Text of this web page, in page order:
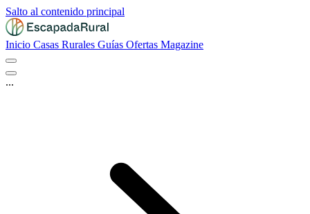
Salto al contenido principal
Inicio Casas Rurales Guías Ofertas Magazine
...